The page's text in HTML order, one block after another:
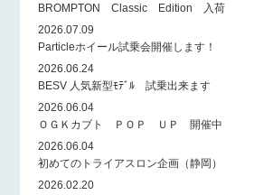
BROMPTON Classic Edition 入荷
2026.07.09
Particleホイール試乗会開催します！
2026.06.24
BESV 人気新型ﾓﾃﾞﾙ 試乗出来ます
2026.06.04
ＯＧＫカブト ＰＯＰ ＵＰ 開催中
2026.06.04
初めてのトライアスロン企画（静岡）
2026.02.20